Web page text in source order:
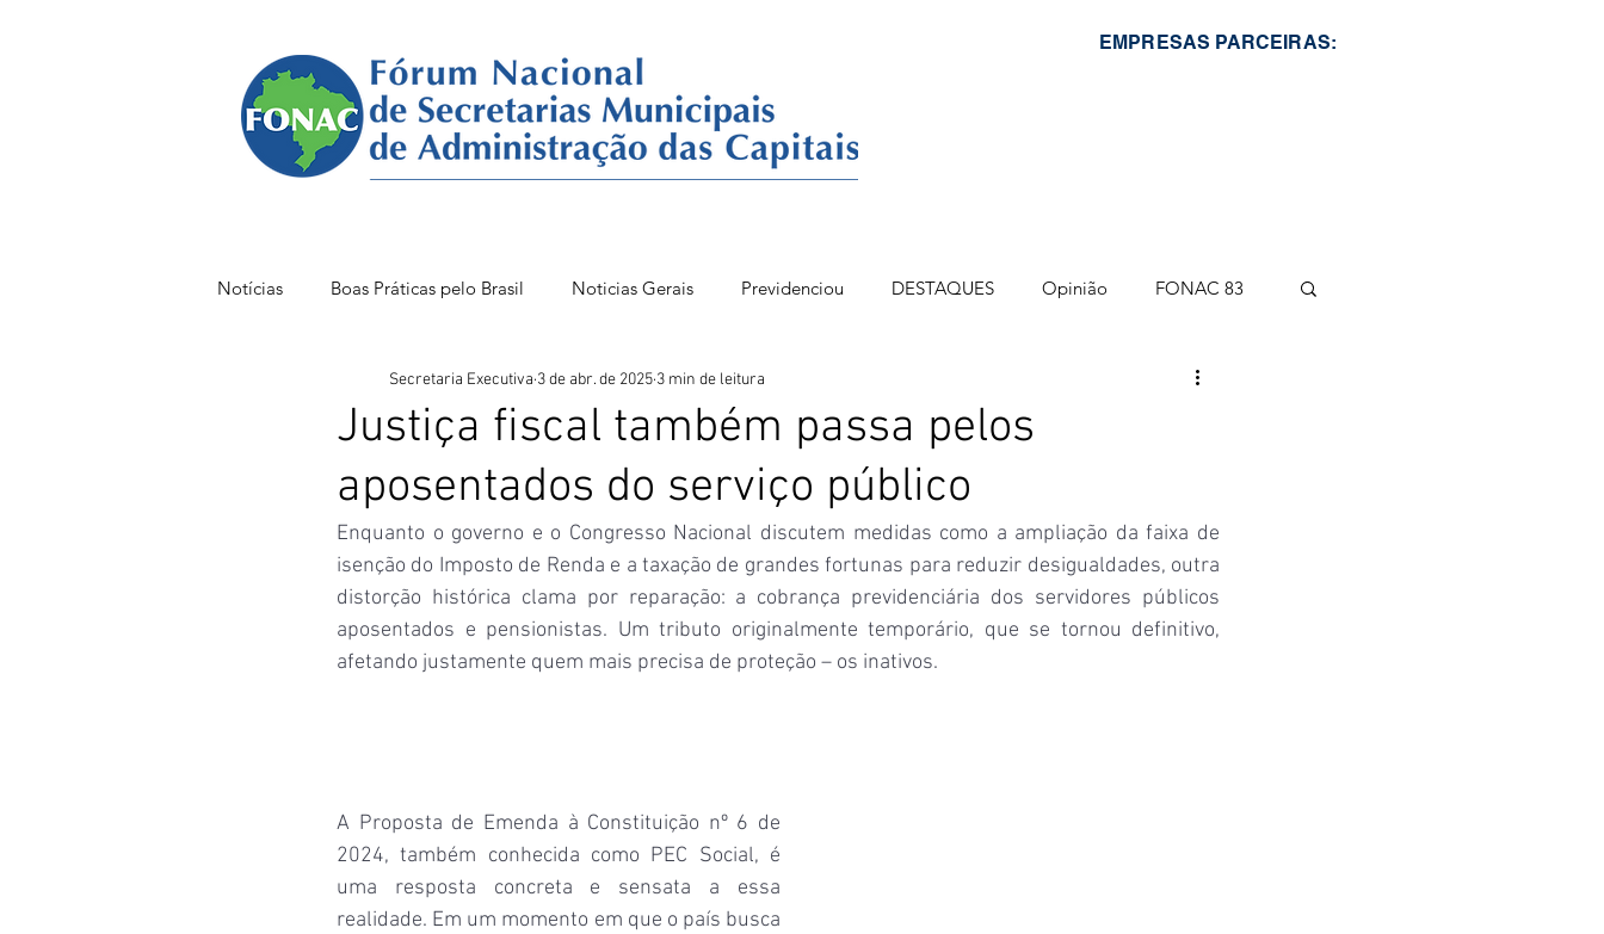
EMPRESAS PARCEIRAS:
Notícias Boas Práticas pelo Brasil Noticias Gerais Previdenciou DESTAQUES Opinião FONAC 83
FONAC 85 VITÓRIA FONAC86BSB FONAC 84
Justiça fiscal também passa pelos
aposentados do serviço público
Secretaria Executiva 3 de abr. de 2025 3 min de leitura
Enquanto o governo e o Congresso Nacional discutem medidas como a ampliação da faixa de
isenção do Imposto de Renda e a taxação de grandes fortunas para reduzir desigualdades, outra
distorção histórica clama por reparação: a cobrança previdenciária dos servidores públicos
aposentados e pensionistas. Um tributo originalmente temporário, que se tornou definitivo,
afetando justamente quem mais precisa de proteção – os inativos.
A Proposta de Emenda à Constituição nº 6 de
2024, também conhecida como PEC Social, é
uma resposta concreta e sensata a essa
realidade. Em um momento em que o país busca